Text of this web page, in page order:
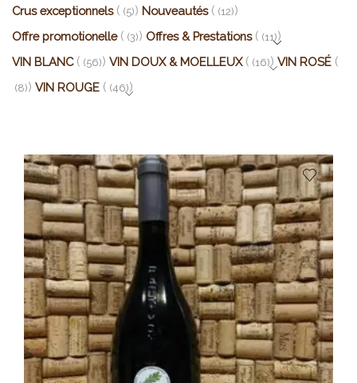
Crus exceptionnels (5) Nouveautés (12)
Offre promotionelle (3) Offres & Prestations (11)
VIN BLANC (56) VIN DOUX & MOELLEUX (16) VIN ROSÉ
(8) VIN ROUGE (46)